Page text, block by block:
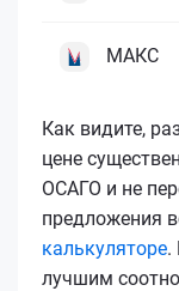
МАКС
Как видите,
цене
ОСАГО и не
предложения
калькуляторе.
лучшим